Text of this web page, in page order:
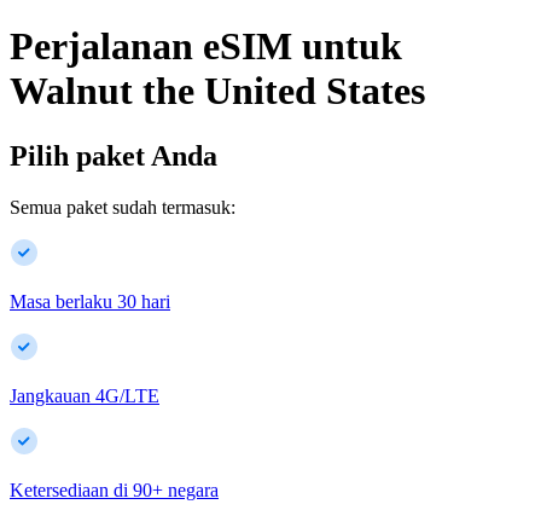
Perjalanan eSIM untuk
Walnut the United States
Pilih paket Anda
Semua paket sudah termasuk:
Masa berlaku 30 hari
Jangkauan 4G/LTE
Ketersediaan di 90+ negara